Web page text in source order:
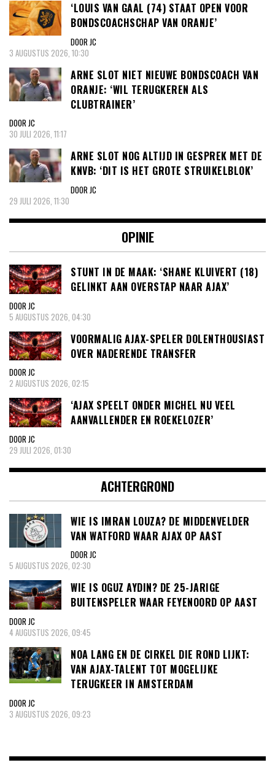
‘LOUIS VAN GAAL (74) STAAT OPEN VOOR
BONDSCOACHSCHAP VAN ORANJE’
DOOR JC
3 AUGUSTUS 2026, 10:30
ARNE SLOT NIET NIEUWE BONDSCOACH VAN
ORANJE: ‘WIL TERUGKEREN ALS
CLUBTRAINER’
DOOR JC
30 JULI 2026, 11:17
ARNE SLOT NOG ALTIJD IN GESPREK MET DE
KNVB: ‘DIT IS HET GROTE STRUIKELBLOK’
DOOR JC
29 JULI 2026, 11:30
OPINIE
STUNT IN DE MAAK: ‘SHANE KLUIVERT (18)
GELINKT AAN OVERSTAP NAAR AJAX’
DOOR JC
5 AUGUSTUS 2026, 04:30
VOORMALIG AJAX-SPELER DOLENTHOUSIAST
OVER NADERENDE TRANSFER
DOOR JC
2 AUGUSTUS 2026, 02:15
‘AJAX SPEELT ONDER MICHEL NU VEEL
AANVALLENDER EN ROEKELOZER’
DOOR JC
29 JULI 2026, 01:30
ACHTERGROND
WIE IS IMRAN LOUZA? DE MIDDENVELDER
VAN WATFORD WAAR AJAX OP AAST
DOOR JC
5 AUGUSTUS 2026, 02:30
WIE IS OGUZ AYDIN? DE 25-JARIGE
BUITENSPELER WAAR FEYENOORD OP AAST
DOOR JC
4 AUGUSTUS 2026, 09:45
NOA LANG EN DE CIRKEL DIE ROND LIJKT:
VAN AJAX-TALENT TOT MOGELIJKE
TERUGKEER IN AMSTERDAM
DOOR JC
3 AUGUSTUS 2026, 09:23